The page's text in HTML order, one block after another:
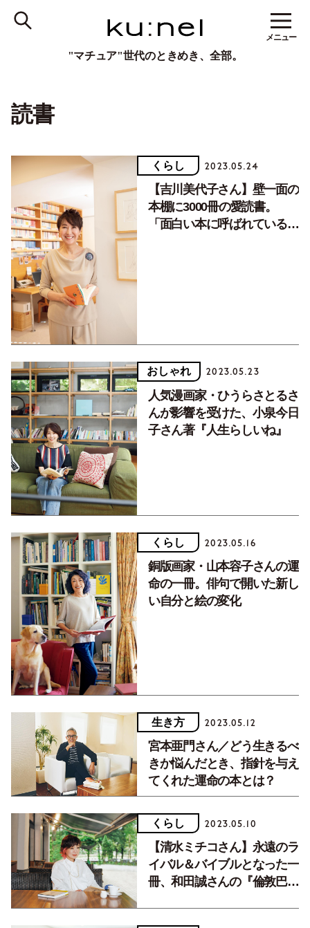
"マチュア"世代のときめき、全部。
メニュー
読書
くらし 2023.05.24
【吉川美代子さん】壁一面の
本棚に3000冊の愛読書。
「面白い本に呼ばれている気
おしゃれ 2023.05.23
人気漫画家・ひうらさとるさ
んが影響を受けた、小泉今日
子さん著『人生らしいね』
くらし 2023.05.16
銅版画家・山本容子さんの運
命の一冊。俳句で開いた新し
い自分と絵の変化
生き方 2023.05.12
宮本亜門さん／どう生きるべ
きか悩んだとき、指針を与え
てくれた運命の本とは？
くらし 2023.05.10
【清水ミチコさん】永遠のラ
イバル＆バイブルとなった一
冊、和田誠さんの『倫敦巴